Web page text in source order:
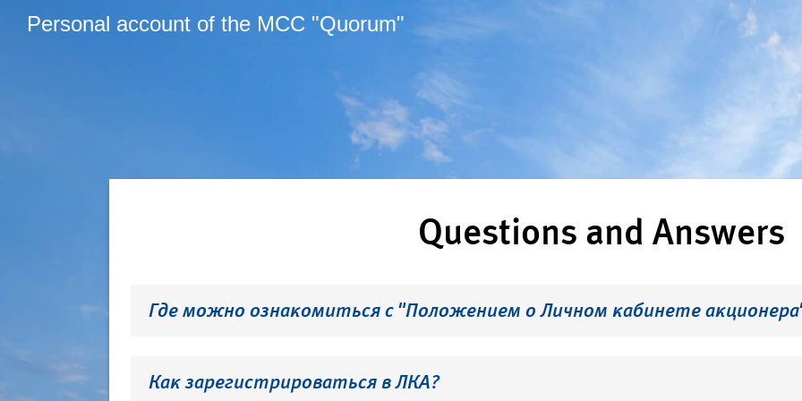
Personal account of the MCC "Quorum"
Questions and Answers
Где можно ознакомиться с "Положением о Личном кабинете
Как зарегистрироваться в ЛКА?